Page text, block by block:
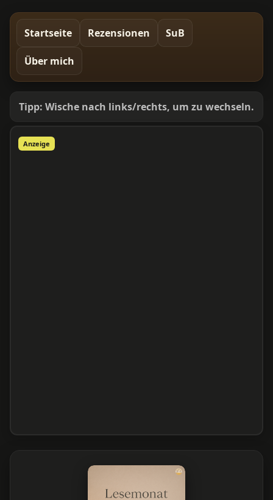
Startseite Rezensionen SuB
Über mich
Tipp: Wische nach links/rechts, um zu wechseln.
Anzeige